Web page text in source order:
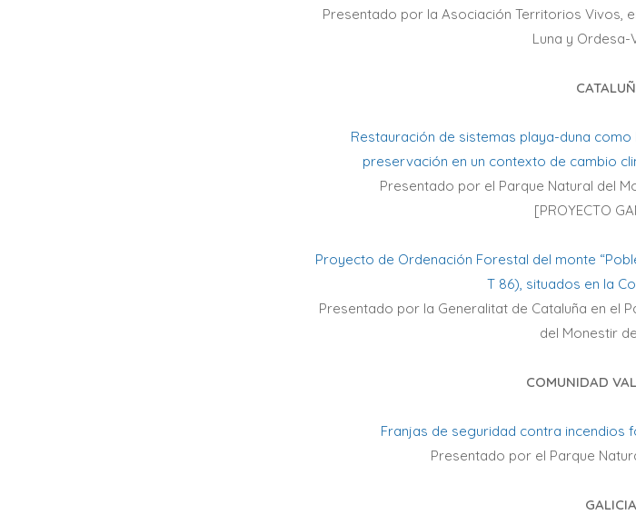
Presentado por la Asociación Territorios Vivos,
Luna y Ordesa-
Restauración de sistemas playa-duna
preservación en un contexto de cambio
Presentado por el Parque Natural del
[PROYECTO
Proyecto de Ordenación Forestal del monte
T 86), situados en la
Presentado por la Generalitat de Cataluña en el
del Monestir
COMUNIDAD
Franjas de seguridad contra incendios
Presentado por el Parque
GALICIA